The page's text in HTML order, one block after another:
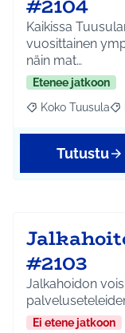
#2104
Kaikissa
vuosittainen
näin mat…
Etenee jatkoon
Rajaa tulokset
Koko Tuusula
Tutustu
#2103
Jalkahoidon
Ei etene jatkoon